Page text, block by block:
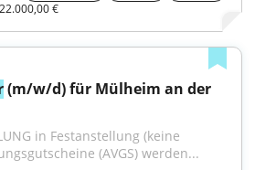
€
(m/w/d) für Mülheim an der
in Festanstellung (keine
(AVGS) werden...